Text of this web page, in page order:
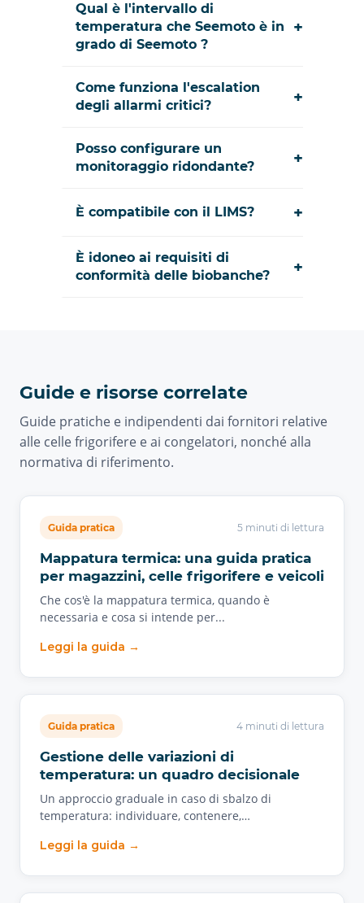
Qual è l'intervallo di
temperatura che Seemoto è in
grado di Seemoto ?
+
Come funziona l'escalation
degli allarmi critici?
+
Posso configurare un
monitoraggio ridondante?
+
È compatibile con il LIMS? +
È idoneo ai requisiti di
conformità delle biobanche?
+
Guide e risorse correlate
Guide pratiche e indipendenti dai fornitori relative
alle celle frigorifere e ai congelatori, nonché alla
normativa di riferimento.
Guida pratica 5 minuti di lettura
Mappatura termica: una guida pratica
per magazzini, celle frigorifere e veicoli
Che cos'è la mappatura termica, quando è
necessaria e cosa si intende per...
Leggi la guida →
Guida pratica 4 minuti di lettura
Gestione delle variazioni di
temperatura: un quadro decisionale
Un approccio graduale in caso di sbalzo di
temperatura: individuare, contenere,…
Leggi la guida →